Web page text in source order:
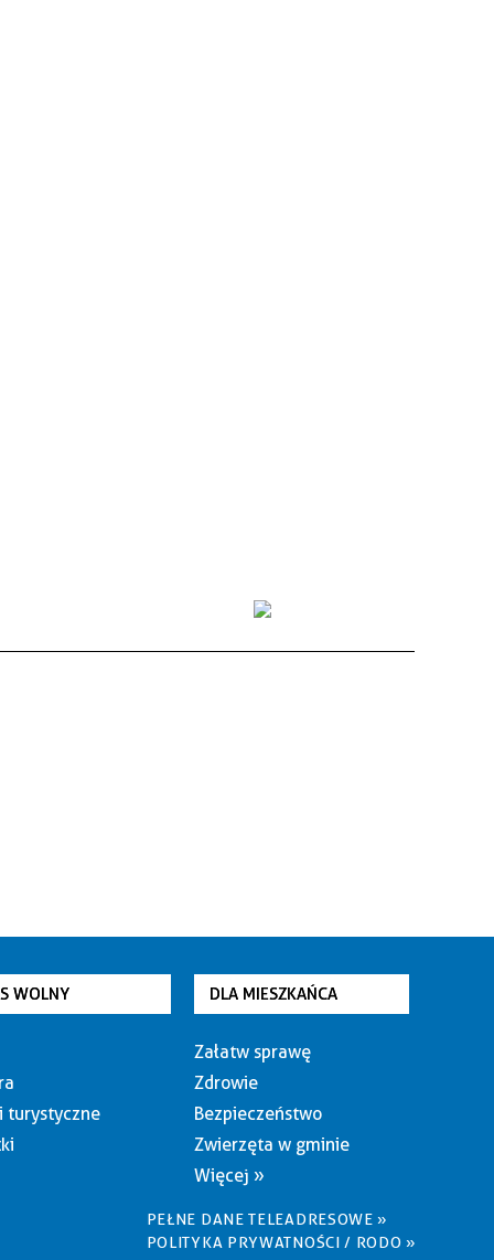
WOLNY
turystyczne
DLA MIESZKAŃCA
Załatw sprawę
Zdrowie
Bezpieczeństwo
Zwierzęta w gminie
Więcej »
PEŁNE DANE TELEADRESOWE »
POLITYKA PRYWATNOŚCI / RODO »